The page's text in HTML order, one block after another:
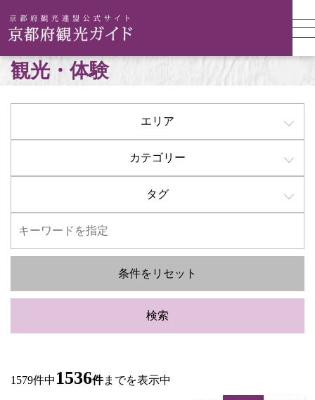
観光・体験
エリア
カテゴリー
タグ
条件をリセット
検索
1579件中 1536件までを表示中